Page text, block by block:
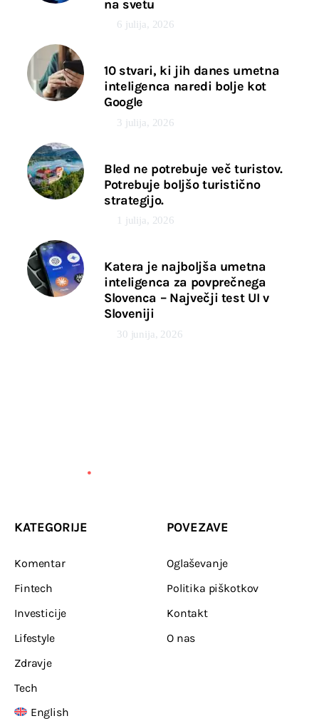
na svetu
6 julija, 2026
10 stvari, ki jih danes umetna
inteligenca naredi bolje kot
Google
3 julija, 2026
Bled ne potrebuje več turistov.
Potrebuje boljšo turistično
strategijo.
1 julija, 2026
Katera je najboljša umetna
inteligenca za povprečnega
Slovenca – Največji test UI v
Sloveniji
30 junija, 2026
KATEGORIJE
Komentar
Fintech
Investicije
Lifestyle
Zdravje
Tech
English
POVEZAVE
Oglaševanje
Politika piškotkov
Kontakt
O nas